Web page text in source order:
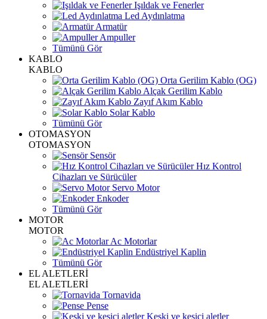
Işıldak ve Fenerler
Led Aydınlatma
Armatür
Ampuller
Tümünü Gör
KABLO
KABLO
Orta Gerilim Kablo (OG)
Alçak Gerilim Kablo
Zayıf Akım Kablo
Solar Kablo
Tümünü Gör
OTOMASYON
OTOMASYON
Sensör
Hız Kontrol
Cihazları ve Sürücüler
Servo Motor
Enkoder
Tümünü Gör
MOTOR
MOTOR
Ac Motorlar
Endüstriyel Kaplin
Tümünü Gör
EL ALETLERİ
EL ALETLERİ
Tornavida
Pense
Keski ve kesici aletler